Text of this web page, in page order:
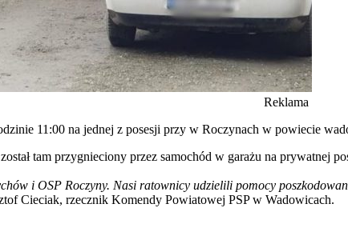
Reklama
11:00 na jednej z posesji przy w Roczynach w powiecie
tam przygnieciony przez samochód w garażu na prywatnej
i OSP Roczyny. Nasi ratownicy udzielili pomocy
Cieciak, rzecznik Komendy Powiatowej PSP w Wadowicach.